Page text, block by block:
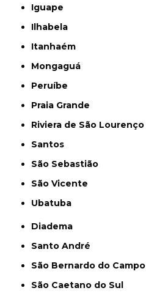
Iguape
Ilhabela
Itanhaém
Mongaguá
Peruíbe
Praia Grande
Riviera de São Lourenço
Santos
São Sebastião
São Vicente
Ubatuba
Diadema
Santo André
São Bernardo do Campo
São Caetano do Sul